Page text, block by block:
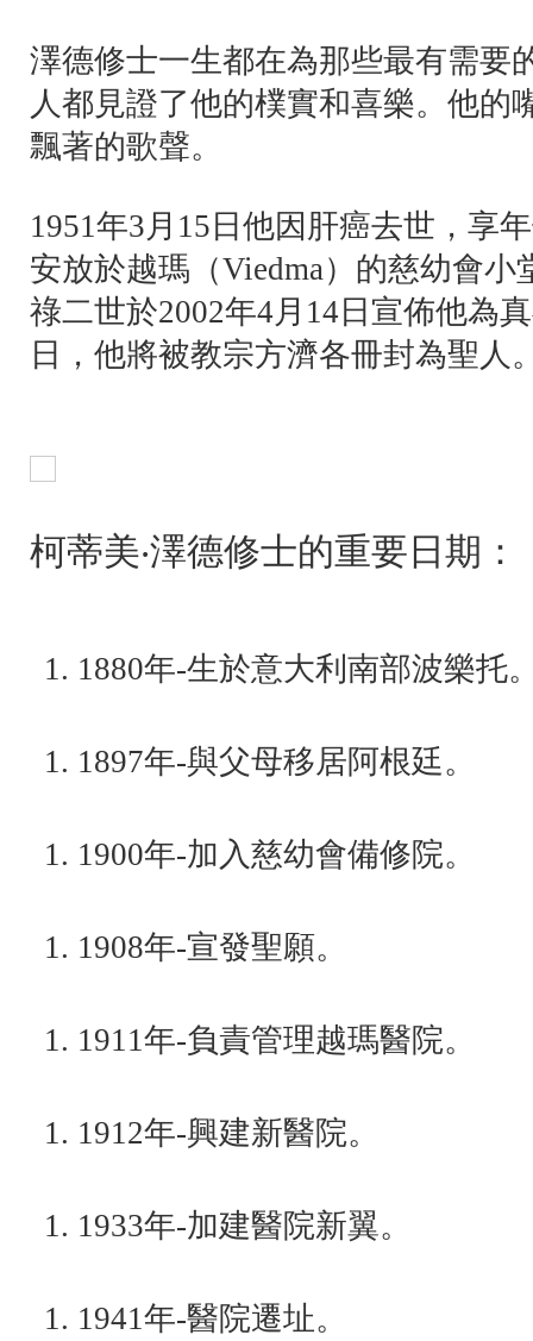
澤德修士一生都在為那些最有需要
人都見證了他的樸實和喜樂。他的
飄著的歌聲。
1951年3月15日他因肝癌去世，享
安放於越瑪（Viedma）的慈幼會小
祿二世於2002年4月14日宣佈他為
日，他將被教宗方濟各冊封為聖人
柯蒂美‧澤德修士的重要日期：
1880年-生於意大利南部波樂托
1897年-與父母移居阿根廷。
1900年-加入慈幼會備修院。
1908年-宣發聖願。
1911年-負責管理越瑪醫院。
1912年-興建新醫院。
1933年-加建醫院新翼。
1941年-醫院遷址。